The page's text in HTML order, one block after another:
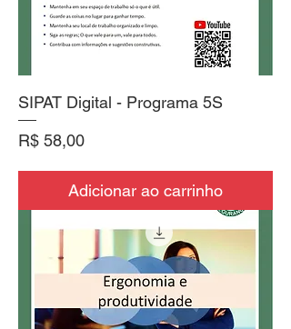
SIPAT Digital - Programa 5S
Preço
R$ 58,00
Adicionar ao carrinho